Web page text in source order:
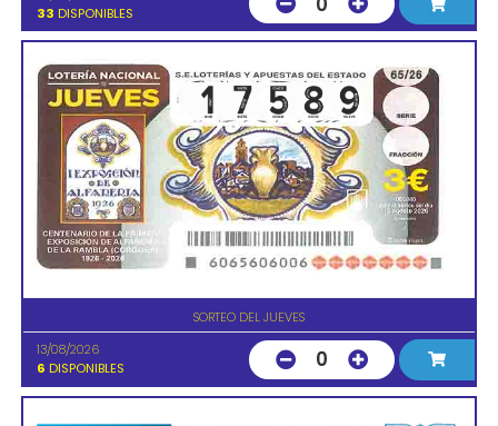
33 DISPONIBLES
SORTEO DEL JUEVES
13/08/2026
6 DISPONIBLES 0